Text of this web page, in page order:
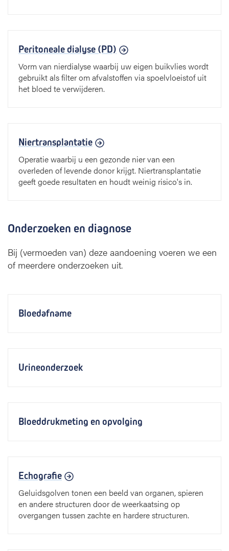
Peritoneale dialyse (PD)
Vorm van nierdialyse waarbij uw eigen buikvlies wordt
gebruikt als filter om afvalstoffen via spoelvloeistof uit
het bloed te verwijderen.
Niertransplantatie
Operatie waarbij u een gezonde nier van een
overleden of levende donor krijgt. Niertransplantatie
geeft goede resultaten en houdt weinig risico's in.
Onderzoeken en diagnose
Bij (vermoeden van) deze aandoening voeren we een
of meerdere onderzoeken uit.
Bloedafname
Urineonderzoek
Bloeddrukmeting en opvolging
Echografie
Geluidsgolven tonen een beeld van organen, spieren
en andere structuren door de weerkaatsing op
overgangen tussen zachte en hardere structuren.